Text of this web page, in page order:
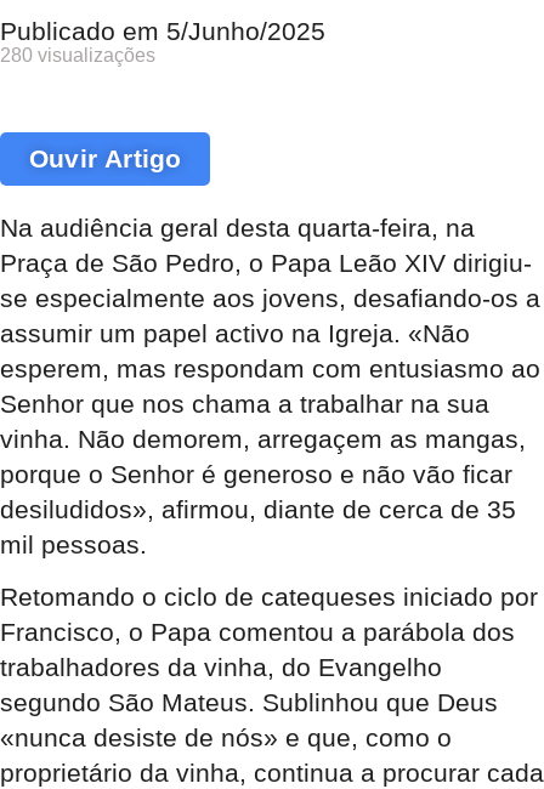
Publicado em 5/Junho/2025
280 visualizações
Ouvir Artigo
Na audiência geral desta quarta-feira, na
Praça de São Pedro, o Papa Leão XIV dirigiu-
se especialmente aos jovens, desafiando-os a
assumir um papel activo na Igreja. «Não
esperem, mas respondam com entusiasmo ao
Senhor que nos chama a trabalhar na sua
vinha. Não demorem, arregaçem as mangas,
porque o Senhor é generoso e não vão ficar
desiludidos», afirmou, diante de cerca de 35
mil pessoas.
Retomando o ciclo de catequeses iniciado por
Francisco, o Papa comentou a parábola dos
trabalhadores da vinha, do Evangelho
segundo São Mateus. Sublinhou que Deus
«nunca desiste de nós» e que, como o
proprietário da vinha, continua a procurar cada